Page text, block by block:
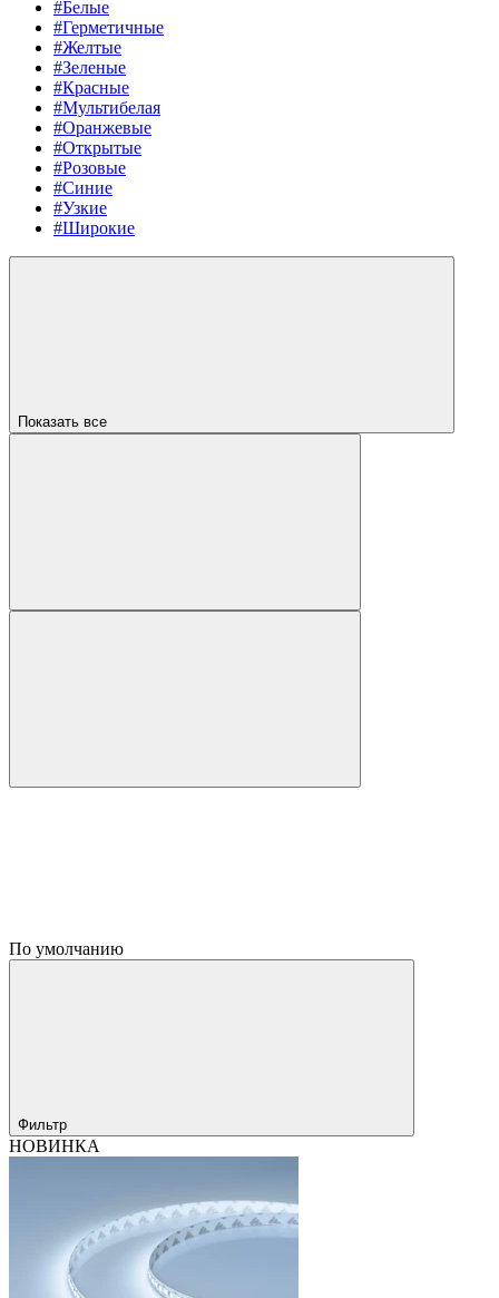
#Белые
#Герметичные
#Желтые
#Зеленые
#Красные
#Мультибелая
#Оранжевые
#Открытые
#Розовые
#Синие
#Узкие
#Широкие
Показать все
По умолчанию
Фильтр
НОВИНКА